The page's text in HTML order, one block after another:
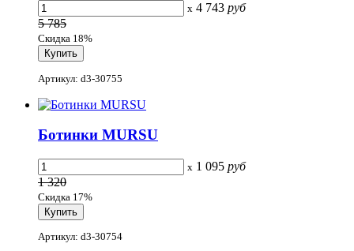
x 4 743 руб
5 785
Скидка 18%
Артикул: d3-30755
Ботинки MURSU
x 1 095 руб
1 320
Скидка 17%
Артикул: d3-30754